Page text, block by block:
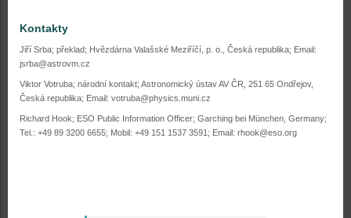
Kontakty
Jiří Srba; překlad; Hvězdárna Valašské Meziříčí, p. o., Česká republika; Email:
jsrba@astrovm.cz
Viktor Votruba; národní kontakt; Astronomický ústav AV ČR, 251 65 Ondřejov,
Česká republika; Email: votruba@physics.muni.cz
Richard Hook; ESO Public Information Officer; Garching bei München, Germany;
Tel.: +49 89 3200 6655; Mobil: +49 151 1537 3591; Email: rhook@eso.org